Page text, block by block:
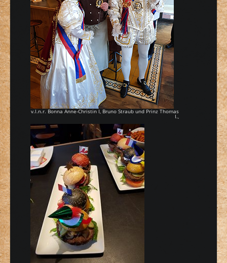
v.l.n.r. Bonna Anne-Christin I, Bruno Straub und Prinz Thomas
I.,